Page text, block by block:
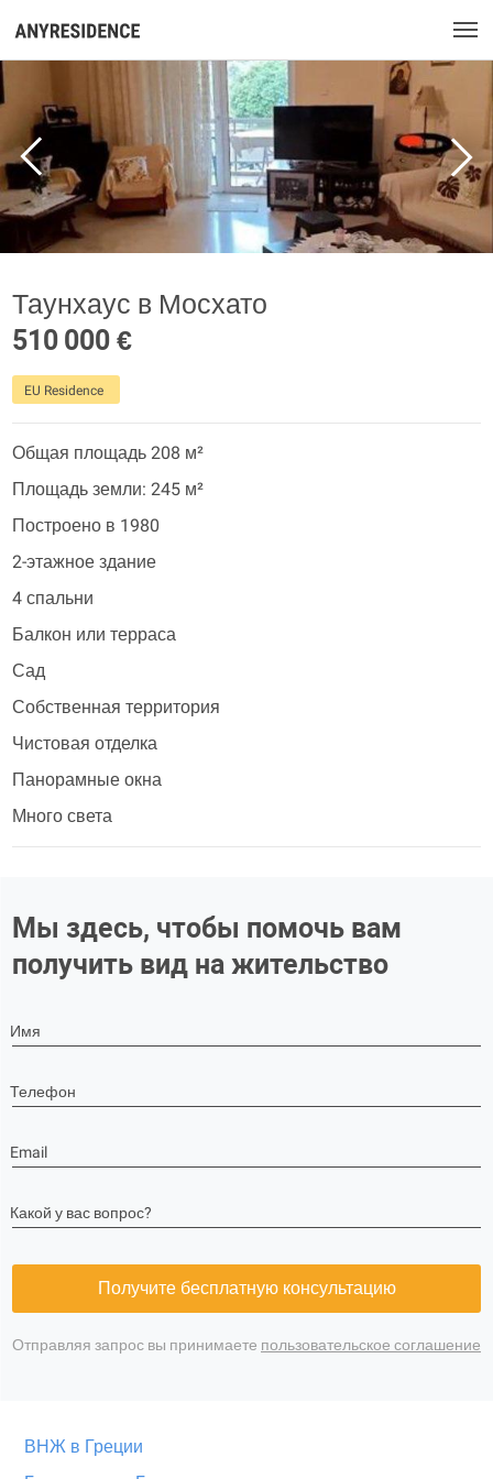
Таунхаус в Мосхато
510 000 €
EU Residence
Общая площадь 208 м²
Площадь земли: 245 м²
Построено в 1980
2-этажное здание
4 спальни
Балкон или терраса
Сад
Собственная территория
Чистовая отделка
Панорамные окна
Много света
Мы здесь, чтобы помочь вам
получить вид на жительство
Имя
Телефон
Email
Какой у вас вопрос?
Получите бесплатную консультацию
Отправляя запрос вы принимаете пользовательское соглашение
ВНЖ в Греции